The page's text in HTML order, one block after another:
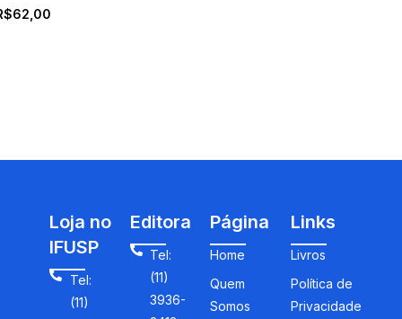
62,00
Loja no
IFUSP
Tel:
(11)
Editora
Tel:
(11)
3936-
Página
Home
Quem
Somos
Links
Livros
Política de
Privacidade